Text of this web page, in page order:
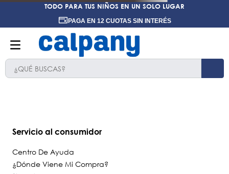
TODO PARA TUS NIÑOS EN UN SOLO LUGAR
PAGA EN 12 CUOTAS SIN INTERÉS
¿QUÉ BUSCAS?
Servicio al consumidor
Centro De Ayuda
¿Dónde Viene Mi Compra?